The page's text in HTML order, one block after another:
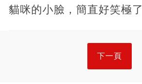
貓咪的小臉，簡直好笑極了
下一頁